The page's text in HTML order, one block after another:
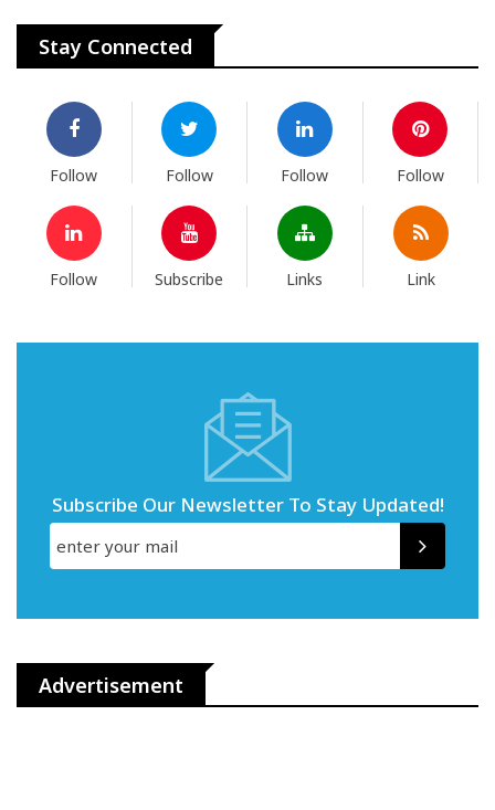
Stay Connected
Follow Follow Follow Follow
Follow Subscribe Links Link
Subscribe Our Newsletter To Stay Updated!
Advertisement